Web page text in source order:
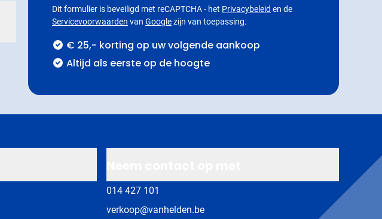
Dit formulier is beveiligd met reCAPTCHA - het Privacybeleid en de
Servicevoorwaarden van Googlezijn van toepassing.
€ 25,- korting op uw volgende aankoop
Altijd als eerste op de hoogte
014 427 101
verkoop@vanhelden.be